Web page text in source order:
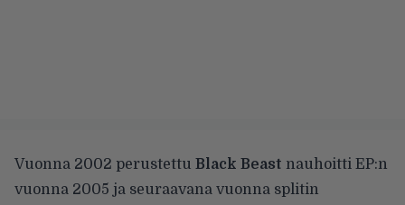
Vuonna 2002 perustettu Black Beast nauhoitti EP:n
vuonna 2005 ja seuraavana vuonna splitin